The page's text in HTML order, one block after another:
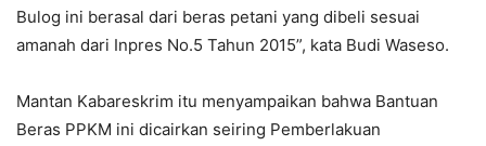
Bulog ini berasal dari beras petani yang dibeli sesuai
amanah dari Inpres No.5 Tahun 2015”, kata Budi Waseso.
Mantan Kabareskrim itu menyampaikan bahwa Bantuan
Beras PPKM ini dicairkan seiring Pemberlakuan